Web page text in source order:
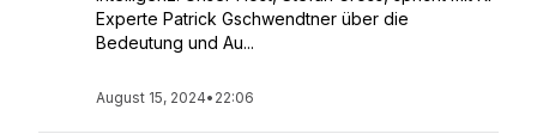
Experte Patrick Gschwendtner über die
Bedeutung und Au...
August 15, 2024• 22:06